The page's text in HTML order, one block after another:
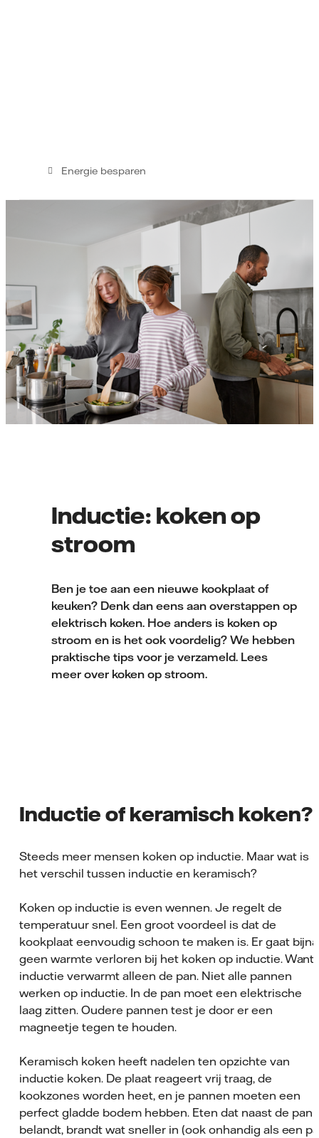
Energie besparen
Inductie: koken op
stroom
Ben je toe aan een nieuwe kookplaat of
keuken? Denk dan eens aan overstappen op
elektrisch koken. Hoe anders is koken op
stroom en is het ook voordelig? We hebben
praktische tips voor je verzameld. Lees
meer over koken op stroom.
Inductie of keramisch koken?
Steeds meer mensen koken op inductie. Maar wat is
het verschil tussen inductie en keramisch?
Koken op inductie is even wennen. Je regelt de
temperatuur snel. Een groot voordeel is dat de
kookplaat eenvoudig schoon te maken is. Er gaat bijna
geen warmte verloren bij het koken op inductie. Want
inductie verwarmt alleen de pan. Niet alle pannen
werken op inductie. In de pan moet een elektrische
laag zitten. Oudere pannen test je door er een
magneetje tegen te houden.
Keramisch koken heeft nadelen ten opzichte van
inductie koken. De plaat reageert vrij traag, de
kookzones worden heet, en je pannen moeten een
perfect gladde bodem hebben. Eten dat naast de pan
belandt, brandt wat sneller in (ook onhandig als een